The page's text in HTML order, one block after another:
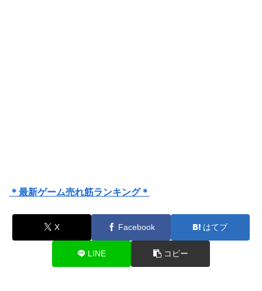
＊最新ゲーム売れ筋ランキング＊
X Facebook はてブ
LINE コピー